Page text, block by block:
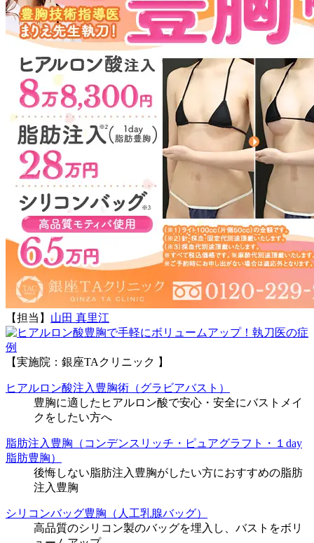
【担当】 山田 真里江
執刀医の症
例
【実施院：銀座TAクリニック 】
ヒアルロン酸注入豊胸術（グラビアバスト）
豊胸に適したヒアルロン酸で安心・安全にバストメイ
クをしたい方へ
脂肪注入豊胸（コンデンスリッチ・ピュアグラフト・１day
脂肪豊胸）
後悔しない脂肪注入豊胸がしたい方におすすめの脂肪
注入豊胸
シリコンバッグ豊胸（人工乳腺バッグ）
高品質のシリコン製のバッグを埋入し、バストをボリ